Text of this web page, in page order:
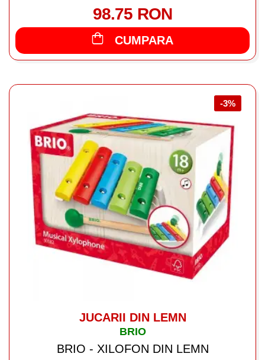
98.75 RON
CUMPARA
-3%
JUCARII DIN LEMN
BRIO
BRIO - XILOFON DIN LEMN